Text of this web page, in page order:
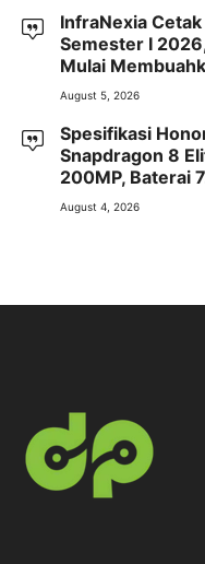
InfraNexia
Semester I
Mulai
August 5, 2026
Spesifikasi
Snapdragon 8
200MP, Baterai
August 4, 2026